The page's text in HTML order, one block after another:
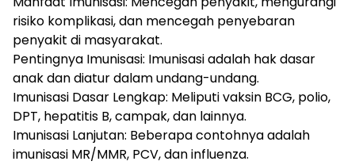
risiko komplikasi, dan mencegah penyebaran
penyakit di masyarakat.
Pentingnya Imunisasi: Imunisasi adalah hak dasar
anak dan diatur dalam undang-undang.
Imunisasi Dasar Lengkap: Meliputi vaksin BCG, polio,
DPT, hepatitis B, campak, dan lainnya.
Imunisasi Lanjutan: Beberapa contohnya adalah
imunisasi MR/MMR, PCV, dan influenza.